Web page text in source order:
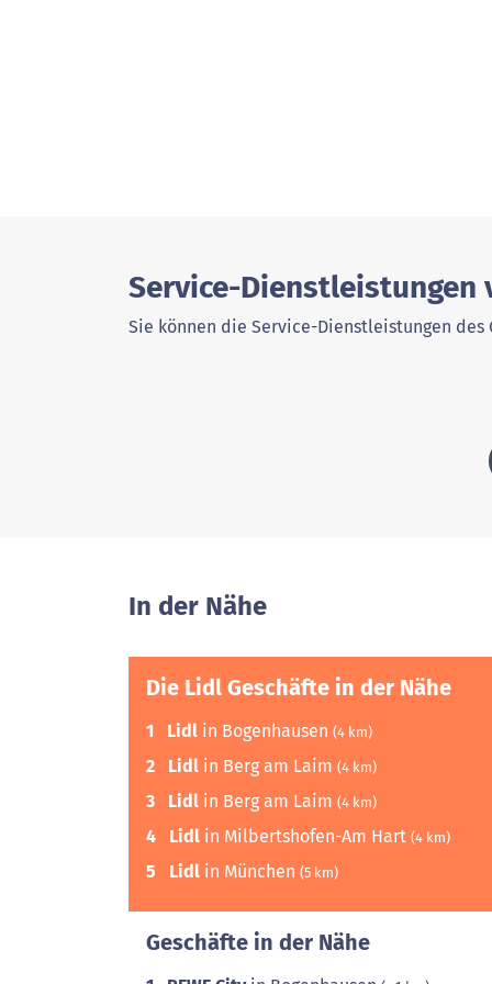
Service-Dienstleistungen
Sie können die Service-Dienstleistungen des
In der Nähe
Die Lidl Geschäfte in der Nähe
1 Lidl in Bogenhausen (4 km)
2 Lidl in Berg am Laim (4 km)
3 Lidl in Berg am Laim (4 km)
4 Lidl in Milbertshofen-Am Hart (4 km)
5 Lidl in München (5 km)
Geschäfte in der Nähe